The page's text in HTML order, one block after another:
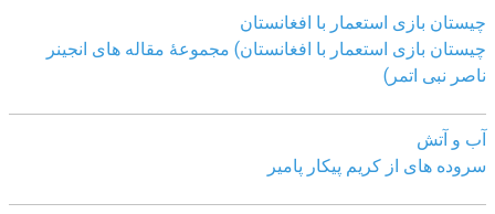
چیستان بازی استعمار با افغانستان
چیستان بازی استعمار با افغانستان) مجموعۀ مقاله های انجینر
ناصر نبی اتمر)
آب و آتش
سروده های از کریم پیکار پامیر